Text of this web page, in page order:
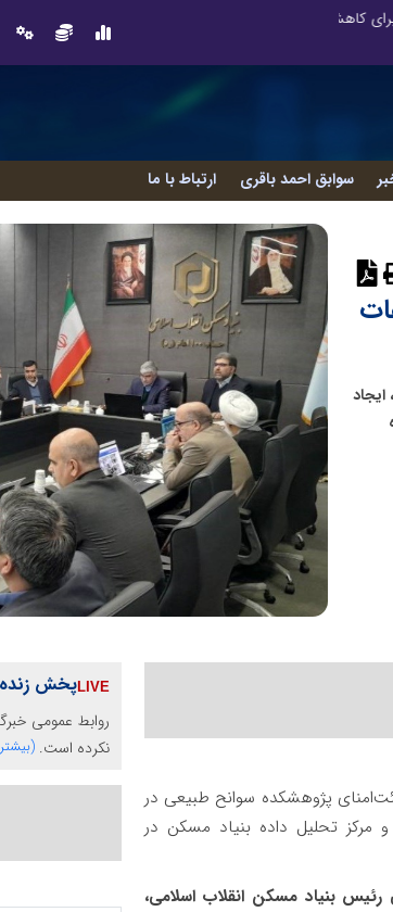
نوآوری و خلاقیت در آموزش رانندگی؛ سرمایه‌گذاری هوشمندانه برای کاهش آسیب‌های اجتماعی و ارتقای ایمنی جامعه نوآوری و یادگیری دیجیتال؛ کلید تحول در مدیریت
سوابق احمد باقری ارتباط با ما
در یکصدوسیزدهمین جلسه هیئت‌امنای پژوهشکده سوانح طبیعی در روز شنبه 29 آذر 1404، ایجاد
پژوهشکده سوانح طبیعی در
و مرکز تحلیل داده بنیاد مسکن در
بنیاد مسکن انقلاب اسلامی،
پخش زنده
روابط عمومی
نکرده است.